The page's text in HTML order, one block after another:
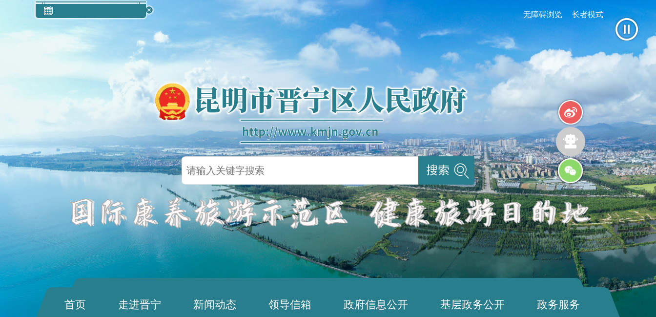
无障碍浏览 长者模式
首页 走进晋宁 新闻动态 领导信箱 政府信息公开 基层政务公开 政务服务